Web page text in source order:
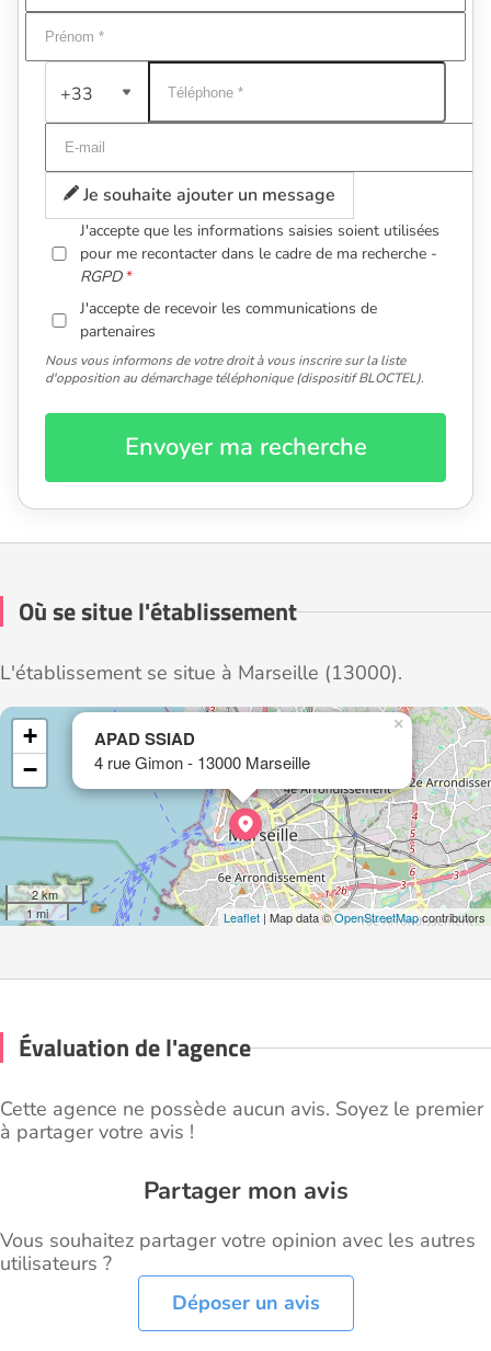
+33
Je souhaite ajouter un message
J'accepte que les informations saisies soient utilisées
pour me recontacter dans le cadre de ma recherche -
RGPD
J'accepte de recevoir les communications de
partenaires
Nous vous informons de votre droit à vous inscrire sur la liste
d'opposition au démarchage téléphonique (dispositif BLOCTEL).
Envoyer ma recherche
Où se situe l'établissement
L'établissement se situe à Marseille (13000).
APAD SSIAD
4 rue Gimon - 13000 Marseille
×
+
−
2 km
1 mi
Leaflet | Map data ©OpenStreetMapcontributors
Évaluation de l'agence
Cette agence ne possède aucun avis. Soyez le premier
à partager votre avis !
Partager mon avis
Vous souhaitez partager votre opinion avec les autres
utilisateurs ?
Déposer un avis